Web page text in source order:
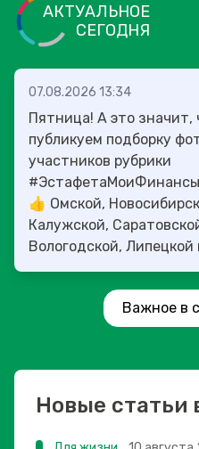
АКТУАЛЬНОЕ
СЕГОДНЯ
07.08.2026 13:34
Пятница! А это значит,
публикуем подборку
участников рубрики
#ЭстафетаМоиФинансы!
👍 Омской,
Калужской,
Вологодской, Липецкой
областям!
Важное в
Новые статьи